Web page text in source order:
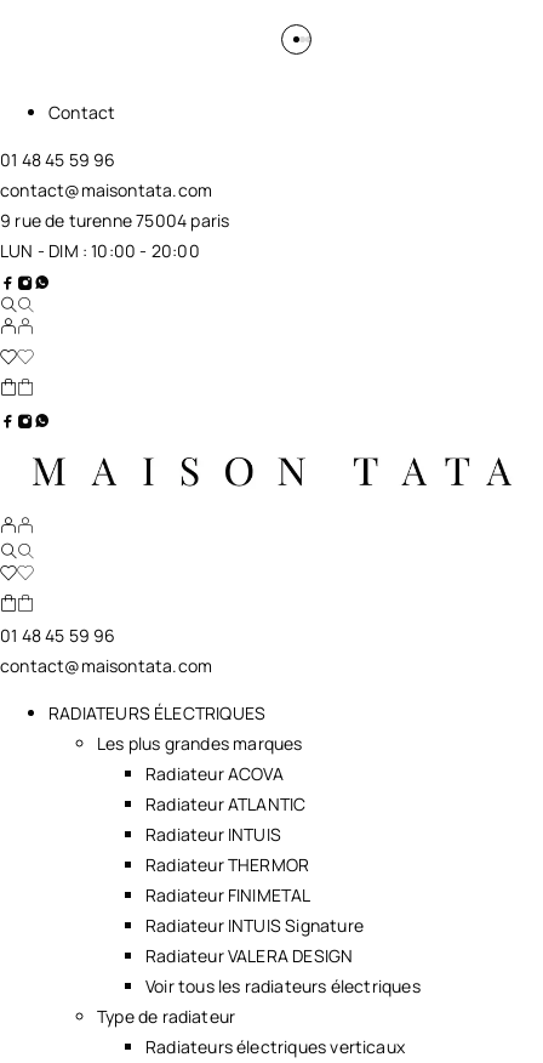
Contact
01 48 45 59 96
contact@maisontata.com
9 rue de turenne 75004 paris
LUN - DIM : 10:00 - 20:00
01 48 45 59 96
contact@maisontata.com
RADIATEURS ÉLECTRIQUES
Les plus grandes marques
Radiateur ACOVA
Radiateur ATLANTIC
Radiateur INTUIS
Radiateur THERMOR
Radiateur FINIMETAL
Radiateur INTUIS Signature
Radiateur VALERA DESIGN
Voir tous les radiateurs électriques
Type de radiateur
Radiateurs électriques verticaux